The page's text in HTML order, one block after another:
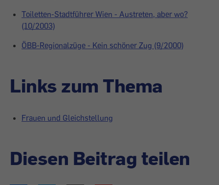
Toiletten-Stadtführer Wien - Austreten, aber wo?
(10/2003)
ÖBB-Regionalzüge - Kein schöner Zug (9/2000)
Links zum Thema
Frauen und Gleichstellung
Diesen Beitrag teilen